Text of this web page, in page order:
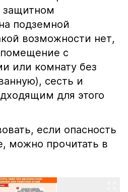
защитном
подземной
возможности нет,
с
или комнату без
сесть и
для этого
если опасность
можно прочитать в